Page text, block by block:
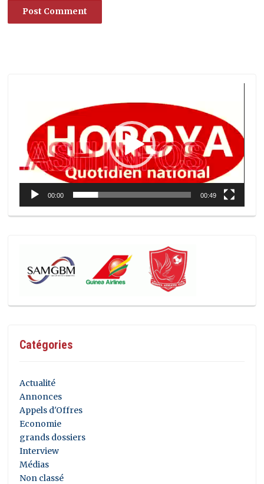
00:00 00:49
Catégories
Actualité
Annonces
Appels d'Offres
Economie
grands dossiers
Interview
Médias
Non classé